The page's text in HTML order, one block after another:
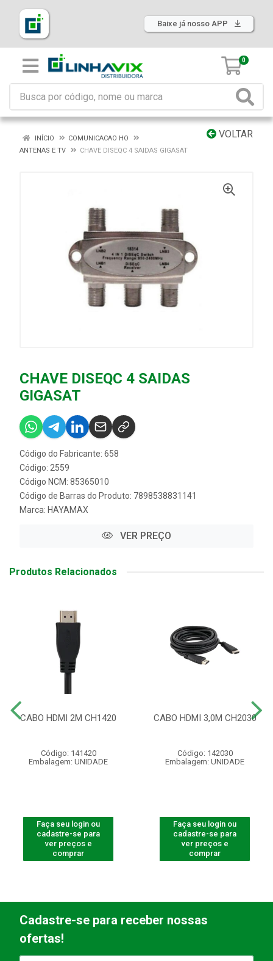
Baixe já nosso APP
0
VOLTAR
INÍCIO
COMUNICACAO HO
ANTENAS E TV
CHAVE DISEQC 4 SAIDAS GIGASAT
CHAVE DISEQC 4 SAIDAS
GIGASAT
Código do Fabricante: 658
Código: 2559
Código NCM: 85365010
Código de Barras do Produto: 7898538831141
Marca: HAYAMAX
VER PREÇO
Produtos Relacionados
CABO HDMI 2M CH1420
Código: 141420
Embalagem: UNIDADE
Faça seu login ou
cadastre-se para
ver preços e
comprar
CABO HDMI 3,0M CH2030
Código: 142030
Embalagem: UNIDADE
Faça seu login ou
cadastre-se para
ver preços e
comprar
Cadastre-se para receber nossas
ofertas!